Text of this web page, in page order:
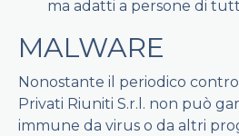
ma adatti a persone di
MALWARE
Nonostante il periodico
Privati Riuniti S.r.l. non può
immune da virus o da altri